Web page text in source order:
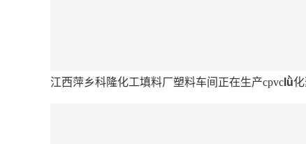
江西萍乡科隆化工填料厂塑料车间正在生产cpvc lǜ